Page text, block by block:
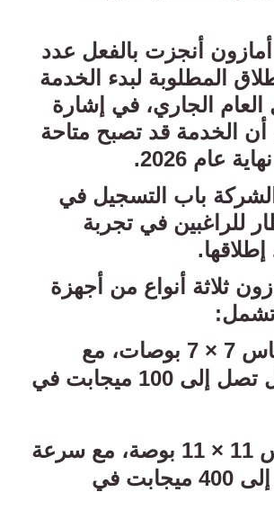
أنجزت بالفعل عدد
المطلوبة لبدء الخدمة
العام الجاري، في إشارة
الخدمة قد تصبح متاحة
عام 2026
.
باب التسجيل في
للراغبين في تجربة
.
ثلاثة أنواع من أجهزة
تشمل:
بقياس 7 × 7 بوصات، مع
سرعة تنزيل تصل إلى 100 ميجابت في
بقياس 11 × 11 بوصة، مع سرعة
تنزيل تصل إلى 400 ميجابت في